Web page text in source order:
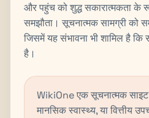
और पहुंच को शुद्ध सकारात्मकता के
समझौता। सूचनात्मक सामग्री को
जिसमें यह संभावना भी शामिल है
है।
WikiOne एक सूचनात्मक साइट
मानसिक स्वास्थ्य, या वित्तीय